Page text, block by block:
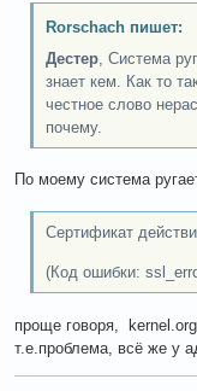
Rorschach пишет:
Дестер, Система
знает кем. Как то
честное слово
почему.
По моему система
Сертификат
(Код ошибки:
проще говоря,
т.е.проблема, всё же у